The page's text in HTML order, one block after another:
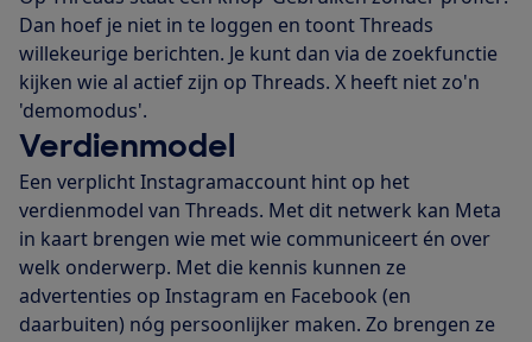
Dan hoef je niet in te loggen en toont Threads
willekeurige berichten. Je kunt dan via de zoekfunctie
kijken wie al actief zijn op Threads. X heeft niet zo'n
'demomodus'.
Verdienmodel
Een verplicht Instagramaccount hint op het
verdienmodel van Threads. Met dit netwerk kan Meta
in kaart brengen wie met wie communiceert én over
welk onderwerp. Met die kennis kunnen ze
advertenties op Instagram en Facebook (en
daarbuiten) nóg persoonlijker maken. Zo brengen ze